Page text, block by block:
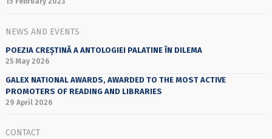
NEWS AND EVENTS
POEZIA CREȘTINĂ A ANTOLOGIEI PALATINE ÎN DILEMA
25 May 2026
GALEX NATIONAL AWARDS, AWARDED TO THE MOST ACTIVE
PROMOTERS OF READING AND LIBRARIES
29 April 2026
CONTACT